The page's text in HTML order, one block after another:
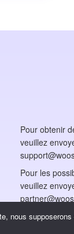
Pour obtenir
veuillez
Pour les
veuillez
Pour les
nous